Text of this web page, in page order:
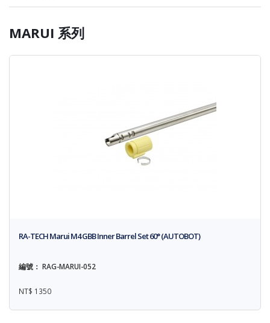
MARUI 系列
RA-TECH Marui M4 GBB Inner Barrel Set 60° (AUTOBOT)
編號： RAG-MARUI-052
NT$ 1350